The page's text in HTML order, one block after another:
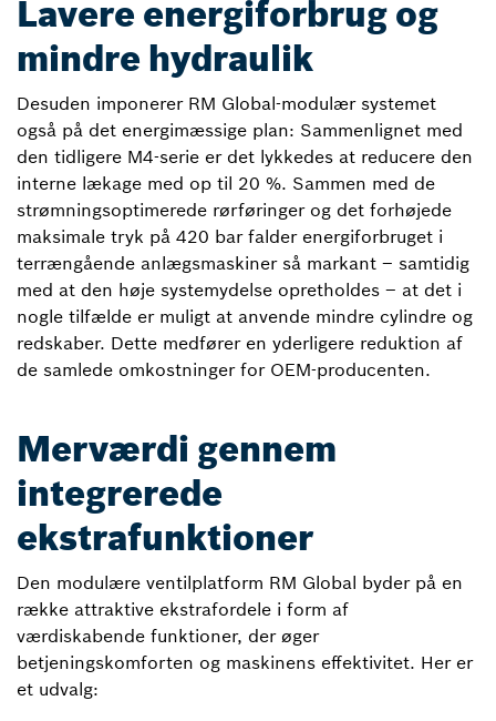
Lavere energiforbrug og
mindre hydraulik
Desuden imponerer RM Global-modulær systemet
også på det energimæssige plan: Sammenlignet med
den tidligere M4-serie er det lykkedes at reducere den
interne lækage med op til 20 %. Sammen med de
strømningsoptimerede rørføringer og det forhøjede
maksimale tryk på 420 bar falder energiforbruget i
terrængående anlægsmaskiner så markant – samtidig
med at den høje systemydelse opretholdes – at det i
nogle tilfælde er muligt at anvende mindre cylindre og
redskaber. Dette medfører en yderligere reduktion af
de samlede omkostninger for OEM-producenten.
Merværdi gennem
integrerede
ekstrafunktioner
Den modulære ventilplatform RM Global byder på en
række attraktive ekstrafordele i form af
værdiskabende funktioner, der øger
betjeningskomforten og maskinens effektivitet. Her er
et udvalg: